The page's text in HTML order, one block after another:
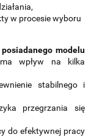
w procesie wyboru
modelu
wpływ na kilka
stabilnego i
przegrzania się
do efektywnej pracy